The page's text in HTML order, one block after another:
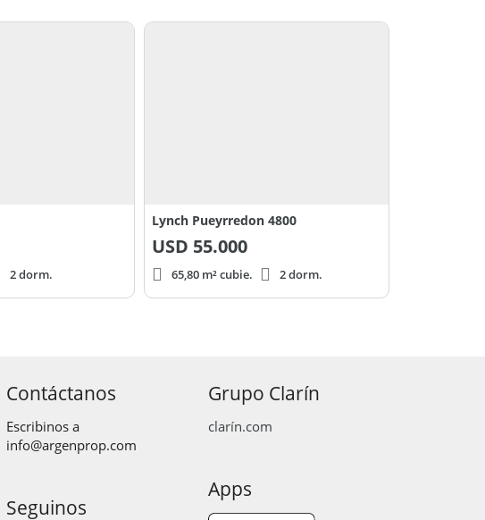
2 dorm.
Lynch Pueyrredon 4800
USD 55.000
65,80 m² cubie. 2 dorm.
Contáctanos
Escribinos a
info@argenprop.com
Seguinos
Grupo Clarín
clarín.com
Apps